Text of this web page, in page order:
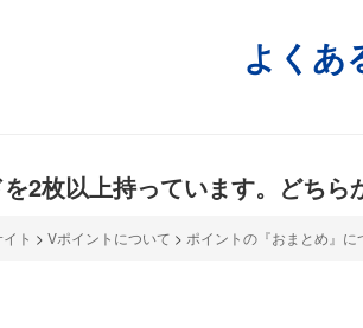
よくあ
2枚以上持っています。どち
ト > Vポイントについて > ポイントの『おまとめ』に